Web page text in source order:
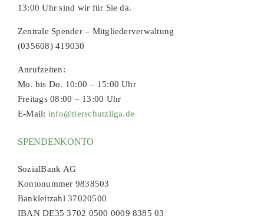
13:00 Uhr sind wir für Sie da.
Zentrale Spender – Mitgliederverwaltung
(035608) 419030
Anrufzeiten:
Mo. bis Do. 10:00 – 15:00 Uhr
Freitags 08:00 – 13:00 Uhr
E-Mail: info@tierschutzliga.de
SPENDENKONTO
SozialBank AG
Kontonummer 9838503
Bankleitzahl 37020500
IBAN DE35 3702 0500 0009 8385 03